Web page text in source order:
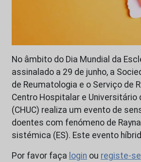
No âmbito do Dia Mundial da
assinalado a 29 de junho, a
de Reumatologia e o Serviço de
Centro Hospitalar e Universitário
(CHUC) realiza um evento de
doentes com fenómeno de
sistémica (ES). Este evento
Por favor faça login ou registe-se